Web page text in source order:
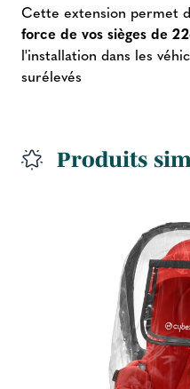
Cette extension permet
force de vos sièges de
l'installation dans les
surélevés
Produits